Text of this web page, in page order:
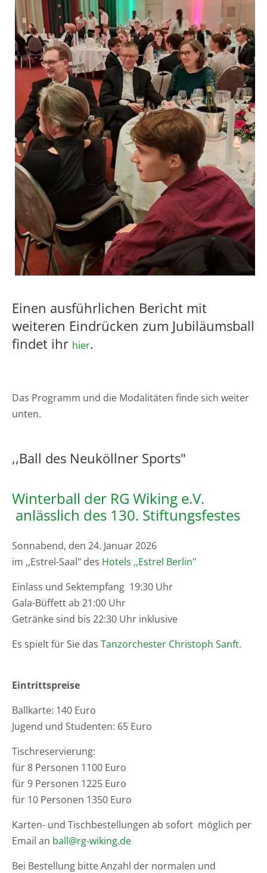
Einen ausführlichen Bericht mit
weiteren Eindrücken zum Jubiläumsball
findet ihr hier.
Das Programm und die Modalitäten finde sich weiter
unten.
,,Ball des Neuköllner Sports"
Winterball der RG Wiking e.V.
anlässlich des 130. Stiftungsfestes
Sonnabend, den 24. Januar 2026
im ,,Estrel-Saal" des Hotels ,,Estrel Berlin"
Einlass und Sektempfang 19:30 Uhr
Gala-Büffett ab 21:00 Uhr
Getränke sind bis 22:30 Uhr inklusive
Es spielt für Sie das Tanzorchester Christoph Sanft.
Eintrittspreise
Ballkarte: 140 Euro
Jugend und Studenten: 65 Euro
Tischreservierung:
für 8 Personen 1100 Euro
für 9 Personen 1225 Euro
für 10 Personen 1350 Euro
Karten- und Tischbestellungen ab sofort möglich per
Email an ball@rg-wiking.de
Bei Bestellung bitte Anzahl der normalen und